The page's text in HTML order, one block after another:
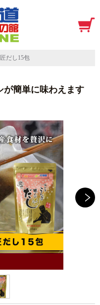
だし15包
が簡単に味わえます